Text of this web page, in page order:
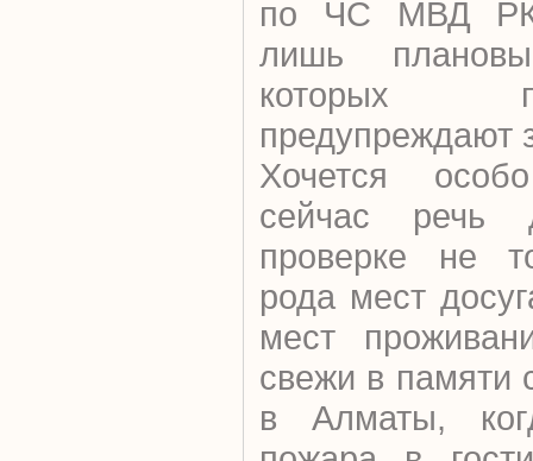
по ЧС МВД РК,
лишь
которых
предупреждают
Хочется
сейчас речь
проверке не
рода мест
мест
свежи в памяти
в Алматы,